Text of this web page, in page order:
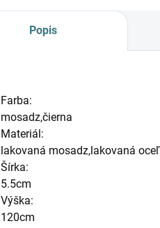
Popis
Farba:
mosadz,čierna
Materiál:
lakovaná mosadz,lakovaná oceľ
Šírka:
5.5cm
Výška:
120cm